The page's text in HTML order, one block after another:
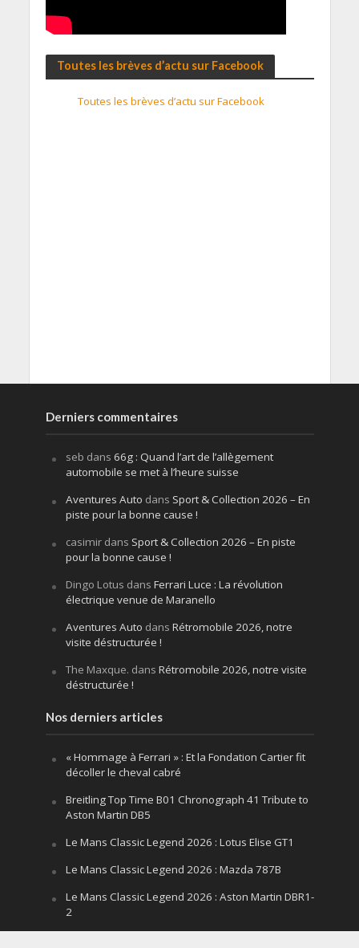
Toutes les brèves d’actu sur Facebook
Toutes les brèves d’actu sur Facebook
Derniers commentaires
seb dans 66g : Quand l’art de l’allègement
automobile se met à l’heure suisse
Aventures Auto dans Sport & Collection 2026 – En
piste pour la bonne cause !
casimirdans Sport & Collection 2026 – En piste
pour la bonne cause !
Dingo Lotus dans Ferrari Luce : La révolution
électrique venue de Maranello
Aventures Auto dans Rétromobile 2026, notre
visite déstructurée !
The Maxque. dans Rétromobile 2026, notre visite
déstructurée !
Nos derniers articles
« Hommage à Ferrari » : Et la Fondation Cartier fit
décoller le cheval cabré
Breitling Top Time B01 Chronograph 41 Tribute to
Aston Martin DB5
Le Mans Classic Legend 2026 : Lotus Elise GT1
Le Mans Classic Legend 2026 : Mazda 787B
Le Mans Classic Legend 2026 : Aston Martin DBR1-
2